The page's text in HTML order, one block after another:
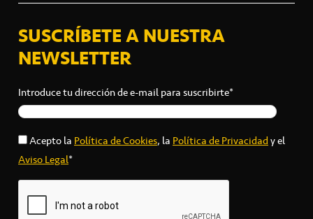
SUSCRÍBETE A NUESTRA
NEWSLETTER
Introduce tu dirección de e-mail para suscribirte*
Acepto laPolítica de Cookies, laPolítica de Privacidady el
Aviso Legal*